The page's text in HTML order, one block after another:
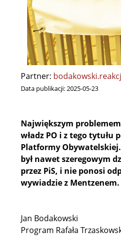
Partner:
Data publikacji:2025-05-23
Największym
władz PO i z tego tytułu
Platformy
był nawet szeregowym
przez PiS, i nie ponosi
wywiadzie z Mentzenem.
Jan Bodakowski
Program Rafała